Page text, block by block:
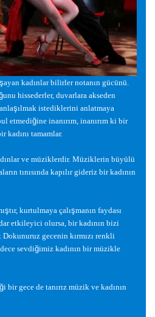
şayan kadınlar bilirler notanın gücünü.
unu hissederler, duvarlara akseden
şılmak istediklerini anlatmaya
etmediğine inanırım, inanırım ki bir
kadını tamamlar.
ve müziklerdir. Müziklerin büyülü
tınısında kapılır gideriz bir kadının
ştır, kurtulmaya çalışmanın faydası
etkileyici olursa, bir kadının bizi
gecenin kırmızı renkli
sevdiğimiz kadının bir müzikle
ği bir gece de tanırız müzik ve kadının